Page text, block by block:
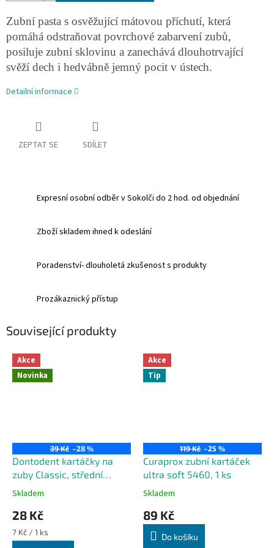
Zubní pasta s osvěžující mátovou příchutí, která
pomáhá odstraňovat povrchové zabarvení zubů,
posiluje zubní sklovinu a zanechává dlouhotrvající
svěží dech i hedvábně jemný pocit v ústech.
Detailní informace
ZEPTAT SE SDÍLET
Expresní osobní odběr v Sokolči do 2 hod. od objednání
Zboží skladem ihned k odeslání
Poradenství- dlouholetá zkušenost s produkty
Prozákaznický přístup
Související produkty
Akce
Novinka
39 Kč –28 %
Dontodent kartáčky na
zuby Classic, střední
tvrdost, 4 kusy
Skladem
28 Kč
Měrná
cena:
7 Kč / 1 ks
Akce
Tip
119 Kč –25 %
Curaprox zubní kartáček
ultra soft 5460, 1 ks
Skladem
89 Kč
Do košíku